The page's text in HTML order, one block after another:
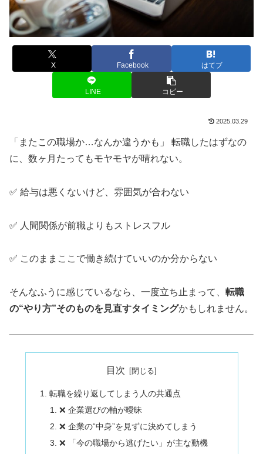
X Facebook はてブ
LINE コピー
2025.03.29
「またこの職場か…なんか違うかも」 転職したはずなの
に、数ヶ月たってもモヤモヤが晴れない。
✅ 給与は悪くないけど、雰囲気が合わない
✅ 人間関係が前職よりもストレスフル
✅ このままここで働き続けていいのか分からない
そんなふうに感じているなら、一度立ち止まって、 転職
の“やり方”そのものを見直すタイミングかもしれません。
目次
転職を繰り返してしまう人の共通点
❌ 企業選びの軸が曖昧
❌ 企業の“中身”を見ずに決めてしまう
❌ 「今の職場から逃げたい」が主な動機